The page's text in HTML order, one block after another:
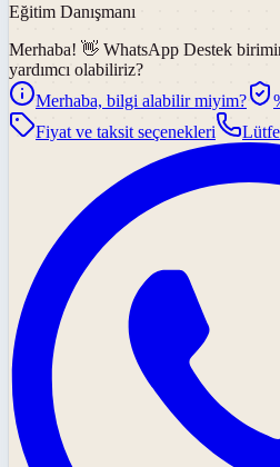
Eğitim Danışmanı
Merhaba! 👋 WhatsApp Destek
yardımcı olabiliriz?
Merhaba, bilgi alabilir miyim?
Fiyat ve taksit seçenekleri